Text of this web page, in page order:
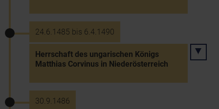
24.6.1485 bis 6.4.1490
Herrschaft des ungarischen Königs
Matthias Corvinus in Niederösterreich
30.9.1486